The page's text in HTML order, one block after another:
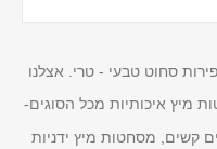
סחוט טבעי - טרי. אצלנו
מיץ איכותיות מכל הסוגים-
קשים, מסחטות מיץ ידניות